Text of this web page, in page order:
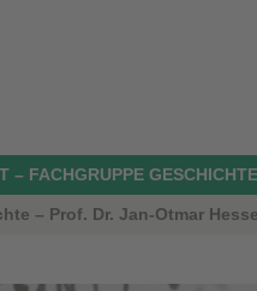
– FACHGRUPPE GESCHICHTE
– Prof. Dr. Jan-Otmar Hesse